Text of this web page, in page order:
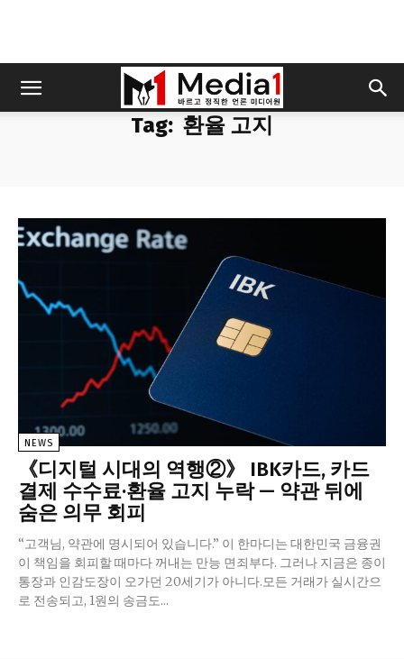
Tag: 환율 고지
NEWS
《디지털 시대의 역행②》 IBK카드, 카드
결제 수수료·환율 고지 누락 — 약관 뒤에
숨은 의무 회피
“고객님, 약관에 명시되어 있습니다.” 이 한마디는 대한민국 금융권
이 책임을 회피할 때마다 꺼내는 만능 면죄부다. 그러나 지금은 종이
통장과 인감도장이 오가던 20세기가 아니다.모든 거래가 실시간으
로 전송되고, 1원의 송금도...